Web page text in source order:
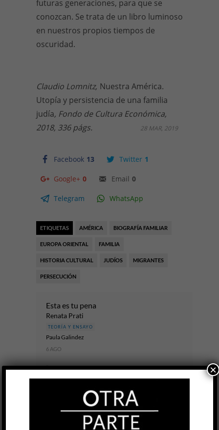
futuras generaciones, para que se
conozcan. Se trata de un libro luminoso
en nuestros propios tiempos de
oscuridad.
Claudio Lomnitz, Nuestra América.
Utopía y persistencia de una familia
judía, Fondo de Cultura Económica,
2018, 336 págs.
Facebook 13 Twitter 1
Google+ 0 Email 0
Telegram WhatsApp
28 MAR, 2019
ETIQUETAS AMÉRICA BIOGRAFÍA FAMILIAR
EUROPA ORIENTAL FAMILIA
HISTORIA CULTURAL JUDÍOS MIGRANTES
PERSECUCIÓN
Esta es tu pena
Renata Prati
TEORÍA Y ENSAYO
Paula Gal​i​ndez
6 AGO
“Conozco el fondo, dice ella. Lo conozco con mi
raíz central: / es lo que te da miedo. / No tengo
miedo: yo ya estuve ahí. //...
×